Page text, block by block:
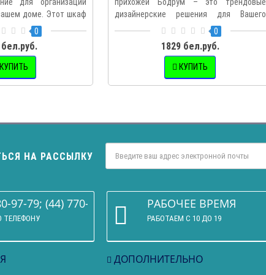
доме. Этот шкаф
0
КУПИТЬ
дизайнерские решения для Вашего
0
1829 бел.руб.
КУПИТЬ
НА РАССЫЛКУ
97-79; (44) 770-86-68
ТЕЛЕФОНУ
РАБОЧЕЕ ВРЕМЯ
РАБОТАЕМ С 10 ДО 19
ДОПОЛНИТЕЛЬНО